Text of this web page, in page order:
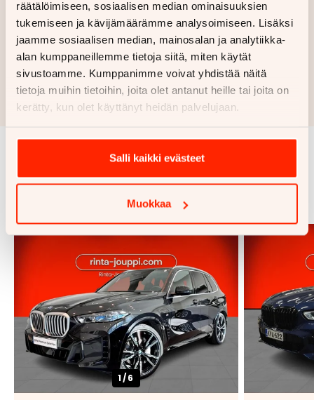
räätälöimiseen, sosiaalisen median ominaisuuksien
tukemiseen ja kävijämäärämme analysoimiseen. Lisäksi
jaamme sosiaalisen median, mainosalan ja analytiikka-
alan kumppaneillemme tietoja siitä, miten käytät
sivustoamme. Kumppanimme voivat yhdistää näitä
tietoja muihin tietoihin, joita olet antanut heille tai joita on
kerätty, kun olet käyttänyt heidän palvelujaan.
Salli kaikki evästeet
Muokkaa
Haluan myös tarjouksen vakuutuksesta
Hae rahoitustarjous
Rahoituslaskelma on suuntaa antava ja edellyttää hyväksytyn
luottopäätöksen ja kaskovakuutuksen.
Samankaltaisia ajoneuvoja
1/6